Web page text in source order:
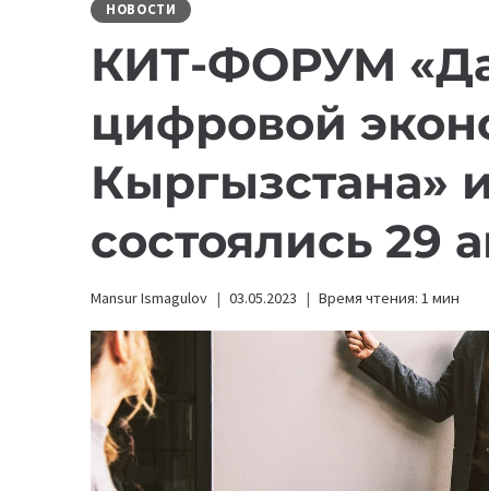
НОВОСТИ
КИТ-ФОРУМ
цифровой
Кыргызстана»
состоялись 29
Mansur Ismagulov 03.05.2023 Время чтения: 1 мин